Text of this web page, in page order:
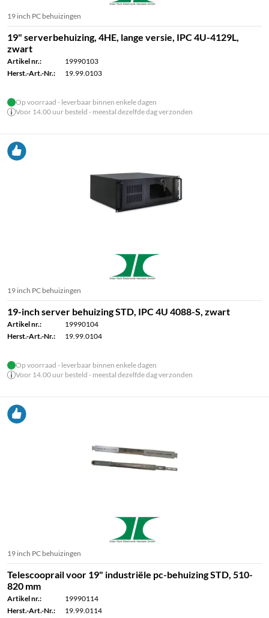
19 inch PC behuizingen
19" serverbehuizing, 4HE, lange versie, IPC 4U-4129L,
zwart
Artikel nr.:
19990103
Herst.-Art.-Nr.:
19.99.0103
Op voorraad - leverbaar binnen enkele dagen
Voor 14.00 uur besteld - meestal dezelfde dag verzonden
19 inch PC behuizingen
19-inch server behuizing STD, IPC 4U 4088-S, zwart
Artikel nr.:
19990104
Herst.-Art.-Nr.:
19.99.0104
Op voorraad - leverbaar binnen enkele dagen
Voor 14.00 uur besteld - meestal dezelfde dag verzonden
19 inch PC behuizingen
Telescooprail voor 19" industriële pc-behuizing STD, 510-
820 mm
Artikel nr.:
19990114
Herst.-Art.-Nr.:
19.99.0114